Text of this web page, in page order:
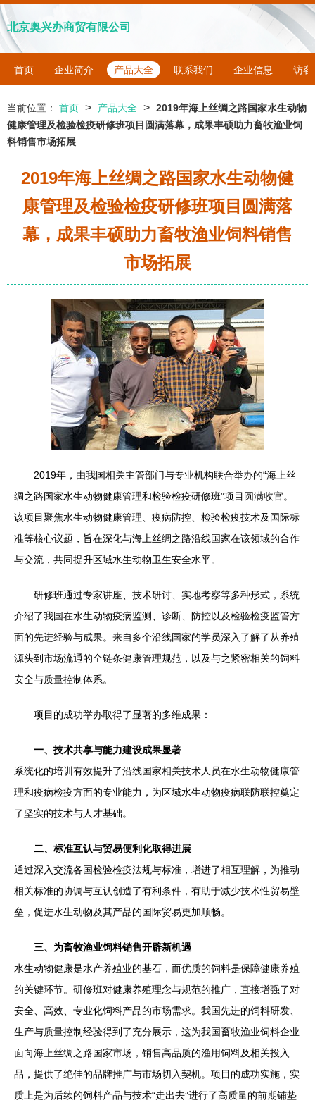
北京奥兴办商贸有限公司
首页 企业简介 产品大全 联系我们 企业信息 访客
当前位置： 首页 > 产品大全 > 2019年海上丝绸之路国家水生动物
健康管理及检验检疫研修班项目圆满落幕，成果丰硕助力畜牧渔业饲
料销售市场拓展
2019年海上丝绸之路国家水生动物健
康管理及检验检疫研修班项目圆满落
幕，成果丰硕助力畜牧渔业饲料销售
市场拓展
2019年，由我国相关主管部门与专业机构联合举办的“海上丝
绸之路国家水生动物健康管理和检验检疫研修班”项目圆满收官。
该项目聚焦水生动物健康管理、疫病防控、检验检疫技术及国际标
准等核心议题，旨在深化与海上丝绸之路沿线国家在该领域的合作
与交流，共同提升区域水生动物卫生安全水平。
研修班通过专家讲座、技术研讨、实地考察等多种形式，系统
介绍了我国在水生动物疫病监测、诊断、防控以及检验检疫监管方
面的先进经验与成果。来自多个沿线国家的学员深入了解了从养殖
源头到市场流通的全链条健康管理规范，以及与之紧密相关的饲料
安全与质量控制体系。
项目的成功举办取得了显著的多维成果：
一、技术共享与能力建设成果显著
系统化的培训有效提升了沿线国家相关技术人员在水生动物健康管
理和疫病检疫方面的专业能力，为区域水生动物疫病联防联控奠定
了坚实的技术与人才基础。
二、标准互认与贸易便利化取得进展
通过深入交流各国检验检疫法规与标准，增进了相互理解，为推动
相关标准的协调与互认创造了有利条件，有助于减少技术性贸易壁
垒，促进水生动物及其产品的国际贸易更加顺畅。
三、为畜牧渔业饲料销售开辟新机遇
水生动物健康是水产养殖业的基石，而优质的饲料是保障健康养殖
的关键环节。研修班对健康养殖理念与规范的推广，直接增强了对
安全、高效、专业化饲料产品的市场需求。我国先进的饲料研发、
生产与质量控制经验得到了充分展示，这为我国畜牧渔业饲料企业
面向海上丝绸之路国家市场，销售高品质的渔用饲料及相关投入
品，提供了绝佳的品牌推广与市场切入契机。项目的成功实施，实
质上是为后续的饲料产品与技术“走出去”进行了高质量的前期铺垫